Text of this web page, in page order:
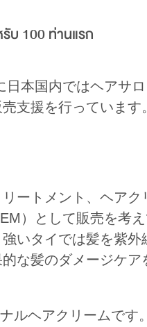
บ 100 ท่านแรก
本国内ではヘアサ
支援を行っています。
ートメント、ヘアク
）として販売を考
いタイでは髪を紫
な髪のダメージケア
ルヘアクリームです